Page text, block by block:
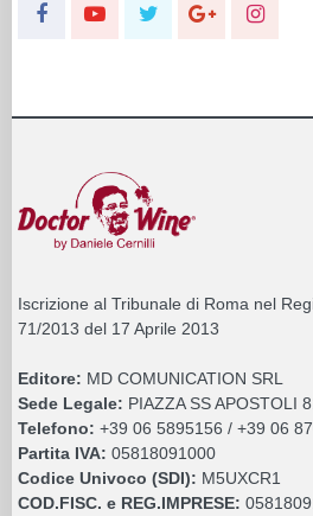
Iscrizione al Tribunale di Roma nel
71/2013 del 17 Aprile 2013
Editore: MD COMUNICATION SRL
Sede Legale: PIAZZA SS APOSTOLI
Telefono: +39 06 5895156 / +39 06
Partita IVA: 05818091000
Codice Univoco (SDI): M5UXCR1
COD.FISC. e REG.IMPRESE: